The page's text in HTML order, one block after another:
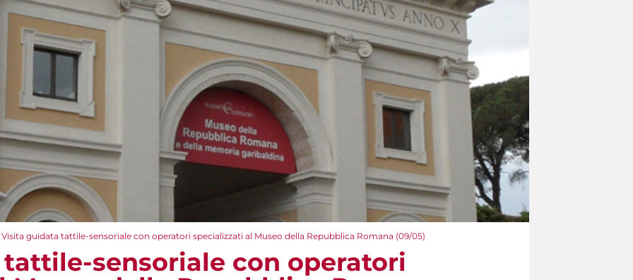
Visita guidata tattile-sensoriale con operatori specializzati al Museo della Repubblica Romana (09/05)
sensoriale con operatori